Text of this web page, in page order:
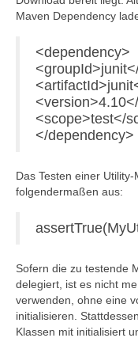
Maven Dependency
<dependency>
<scope>test</
</dependency>
Das Testen einer
folgendermaßen aus:
Sofern die zu testende
delegiert, ist es nicht
verwenden, ohne eine
initialisieren.
Klassen mit initialisiert